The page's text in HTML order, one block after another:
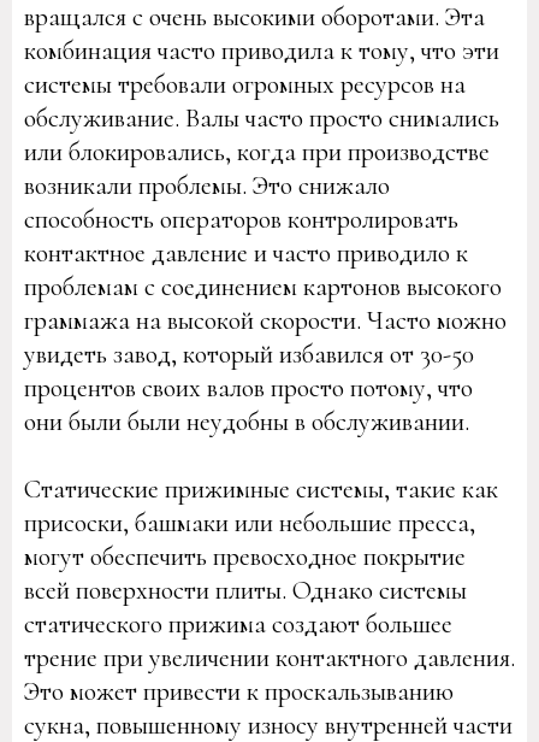
вращался с очень высокими оборотами. Эта
комбинация часто приводила к тому, что эти
системы требовали огромных ресурсов на
обслуживание. Валы часто просто снимались
или блокировались, когда при производстве
возникали проблемы. Это снижало
способность операторов контролировать
контактное давление и часто приводило к
проблемам с соединением картонов высокого
граммажа на высокой скорости. Часто можно
увидеть завод, который избавился от 30-50
процентов своих валов просто потому, что
они были были неудобны в обслуживании.
Статические прижимные системы, такие как
присоски, башмаки или небольшие пресса,
могут обеспечить превосходное покрытие
всей поверхности плиты. Однако системы
статического прижима создают большее
трение при увеличении контактного давления.
Это может привести к проскальзыванию
сукна, повышенному износу внутренней части